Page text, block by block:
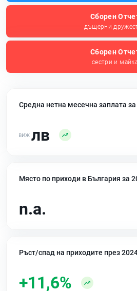
Сборен
дъщерни
Сборен
сестри и
Средна нетна месечна заплата за
лв
Място по приходи в България за
n.a.
Ръст/спад на приходите през
+11,6%